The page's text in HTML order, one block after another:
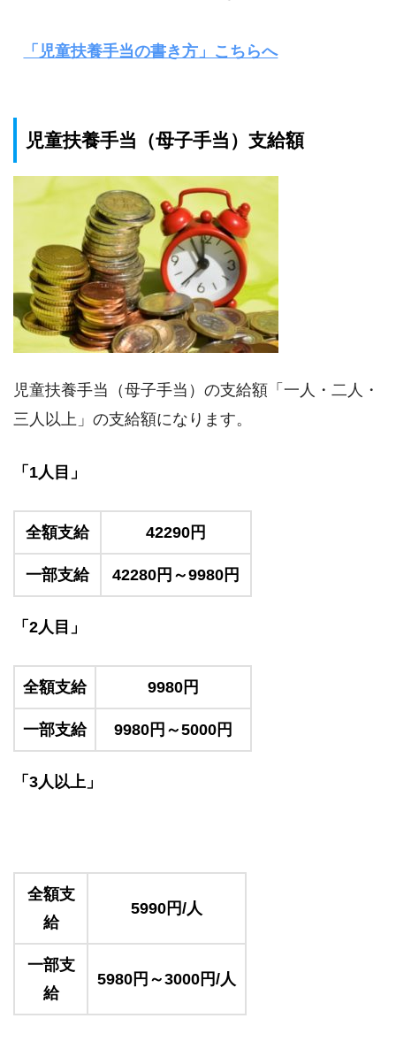
「児童扶養手当の書き方」こちらへ
児童扶養手当（母子手当）支給額
児童扶養手当（母子手当）の支給額「一人・二人・
三人以上」の支給額になります。
「1人目」
全額支給 42290円
一部支給 42280円～9980円
「2人目」
全額支給 9980円
一部支給 9980円～5000円
「3人以上」
全額支
給
5990円/人
一部支
給
5980円～3000円/人